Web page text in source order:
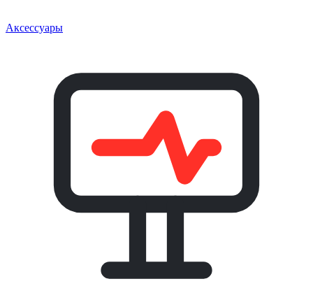
Аксессуары